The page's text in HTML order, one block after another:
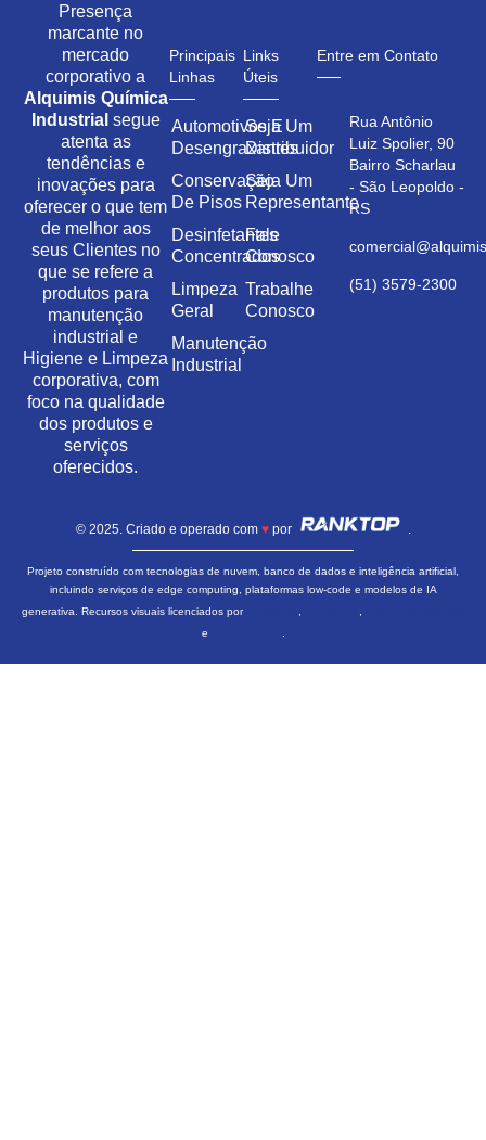
Presença
marcante no
mercado
corporativo a
Alquimis Química
Industrial segue
atenta as
tendências e
inovações para
oferecer o que tem
de melhor aos
seus Clientes no
que se refere a
produtos para
manutenção
industrial e
Higiene e Limpeza
corporativa, com
foco na qualidade
dos produtos e
serviços
oferecidos.
Principais
Linhas
Automotivos E
Desengraxantes
Conservação
De Pisos
Desinfetantes
Concentrados
Limpeza
Geral
Manutenção
Industrial
Links
Úteis
Seja Um
Distribuidor
Seja Um
Representante
Fale
Conosco
Trabalhe
Conosco
Entre em Contato
Rua Antônio
Luiz Spolier, 90
Bairro Scharlau
- São Leopoldo -
RS
(51) 3579-2300
© 2025. Criado e operado com ♥por .
Projeto construído com tecnologias de nuvem, banco de dados e inteligência artificial,
incluindo serviços de edge computing, plataformas low-code e modelos de IA
generativa. Recursos visuais licenciados por
, ,
e .